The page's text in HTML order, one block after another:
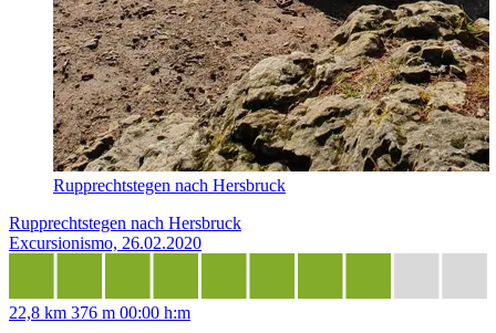
Rupprechtstegen nach Hersbruck
Rupprechtstegen nach Hersbruck
Excursionismo, 26.02.2020
22,8 km 376 m 00:00 h:m